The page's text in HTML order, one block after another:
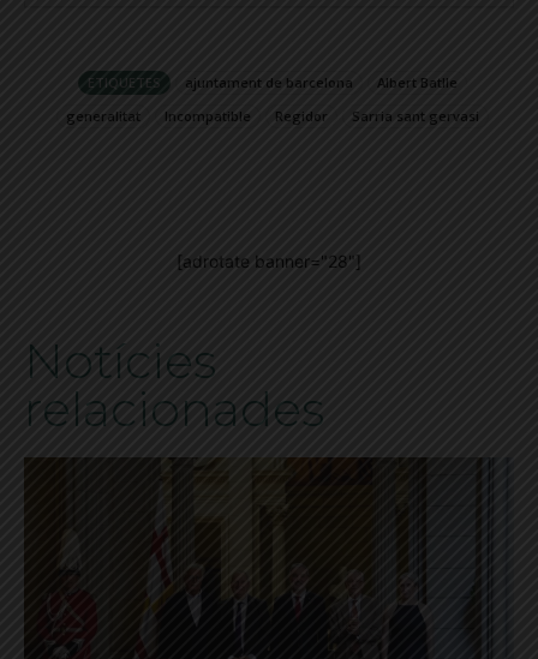
ETIQUETES ajuntament de barcelona
Albert Batlle
generalitat
Incompatible Regidor Sarria sant gervasi
[adrotate banner="28"]
Notícies
relacionades